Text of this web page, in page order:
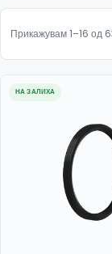
Прикажувам 1–16 од
НА ЗАЛИХА